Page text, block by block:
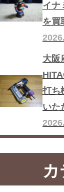
イナ
を買
大阪
打ち
いた